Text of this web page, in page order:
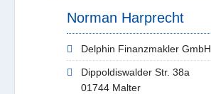
Norman Harprecht
Delphin Finanzmakler GmbH
Dippoldiswalder Str. 38a
01744 Malter